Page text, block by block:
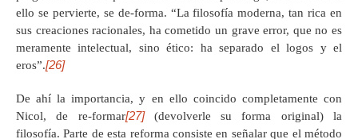
ello se pervierte, se de-forma. “La filosofía moderna, tan rica en
sus creaciones racionales, ha cometido un grave error, que no es
meramente intelectual, sino ético: ha separado el logos y el
eros”.[26]
De ahí la importancia, y en ello coincido completamente con
Nicol, de re-formar[27](devolverle su forma original) la
filosofía. Parte de esta reforma consiste en señalar que el método